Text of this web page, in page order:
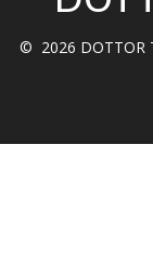
© 2026 DOTTOR